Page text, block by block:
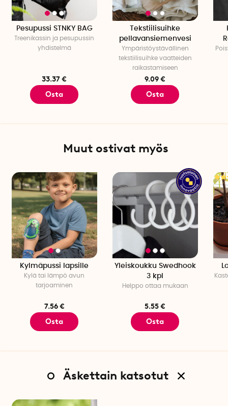
Pesupussi STNKY BAG
Treenikassin ja pesupussin
yhdistelmä
33.37 €
Osta
Tekstiilisuihke
pellavansiemenvesi
Ympäristöystävällinen
tekstiilisuihke vaatteiden
raikastamiseen
9.09 €
Osta
Muut ostivat myös
Kylmäpussi lapsille
Kylä tai lämpö avun
tarjoaminen
7.56 €
Osta
Yleiskoukku Swedhook
3 kpl
Helppo ottaa mukaan
5.55 €
Osta
Äskettain katsotut